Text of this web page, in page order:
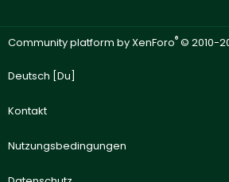
Community platform by XenForo® © 2010-
Deutsch [Du]
Kontakt
Nutzungsbedingungen